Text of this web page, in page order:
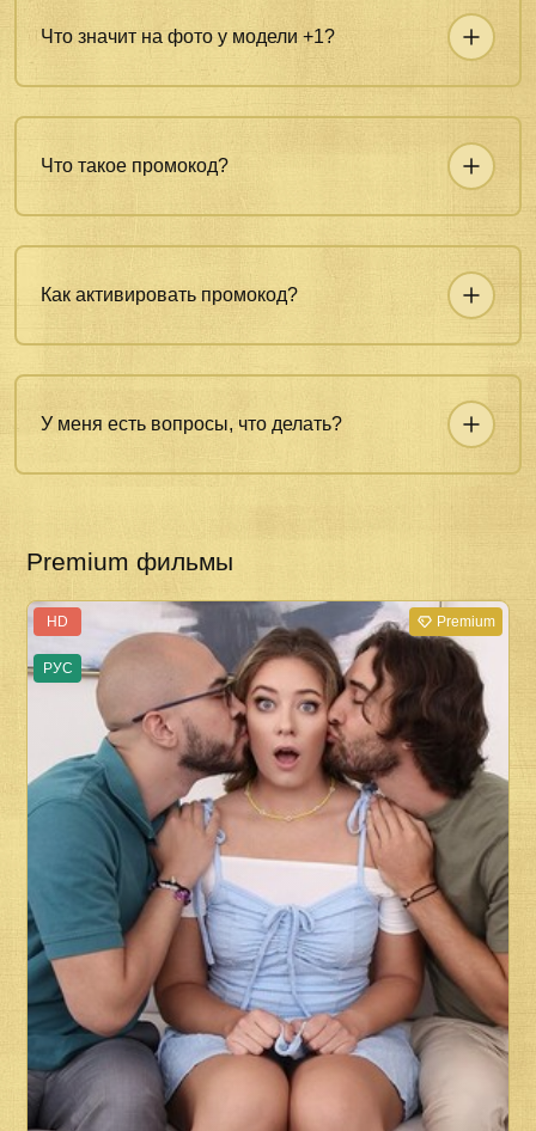
Что значит на фото у модели +1?
Что такое промокод?
Как активировать промокод?
У меня есть вопросы, что делать?
Premium фильмы
HD
РУС
Premium